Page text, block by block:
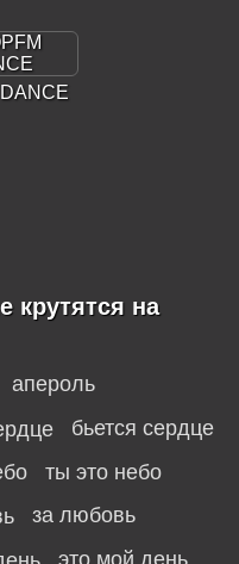
крутятся на
апероль
бьется сердце
ты это небо
за любовь
это мой день